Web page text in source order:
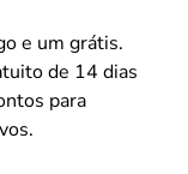
e um grátis.
de 14 dias
para